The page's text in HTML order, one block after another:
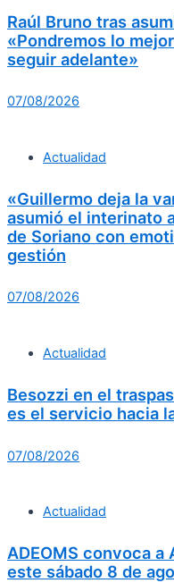
Raúl Bruno tras
«Pondremos lo
seguir adelante»
07/08/2026
Actualidad
«Guillermo deja la
asumió el interinato
de Soriano con
gestión
07/08/2026
Actualidad
Besozzi en el
es el servicio hacia
07/08/2026
Actualidad
ADEOMS convoca a
este sábado 8 de